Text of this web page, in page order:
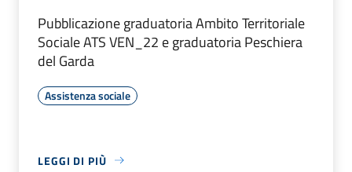
Pubblicazione graduatoria Ambito Territoriale
Sociale ATS VEN_22 e graduatoria Peschiera
del Garda
Assistenza sociale
LEGGI DI PIÙ